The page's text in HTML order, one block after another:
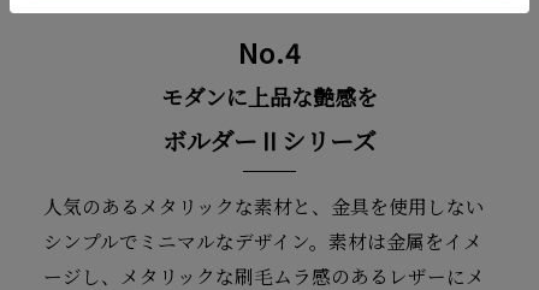
No.4
モダンに上品な艶感を
ボルダーⅡシリーズ
人気のあるメタリックな素材と、金具を使用しない
シンプルでミニマルなデザイン。素材は金属をイメ
ージし、メタリックな刷毛ムラ感のあるレザーにメ